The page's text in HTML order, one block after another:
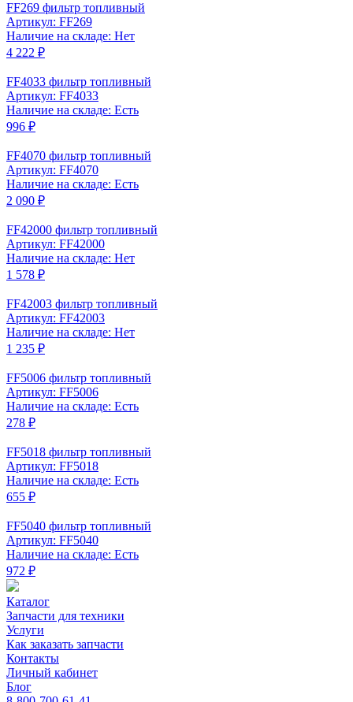
FF269 фильтр топливный
Артикул: FF269
Наличие на складе: Нет
4 222 ₽
FF4033 фильтр топливный
Артикул: FF4033
Наличие на складе: Есть
996 ₽
FF4070 фильтр топливный
Артикул: FF4070
Наличие на складе: Есть
2 090 ₽
FF42000 фильтр топливный
Артикул: FF42000
Наличие на складе: Нет
1 578 ₽
FF42003 фильтр топливный
Артикул: FF42003
Наличие на складе: Нет
1 235 ₽
FF5006 фильтр топливный
Артикул: FF5006
Наличие на складе: Есть
278 ₽
FF5018 фильтр топливный
Артикул: FF5018
Наличие на складе: Есть
655 ₽
FF5040 фильтр топливный
Артикул: FF5040
Наличие на складе: Есть
972 ₽
Каталог
Запчасти для техники
Услуги
Как заказать запчасти
Контакты
Личный кабинет
Блог